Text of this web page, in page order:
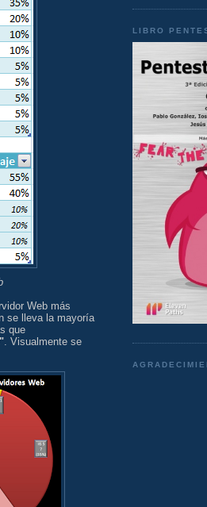
Web más
se lleva la mayoría
que
. Visualmente se
LIBRO